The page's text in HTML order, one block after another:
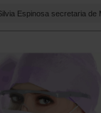
Espinosa secretaria